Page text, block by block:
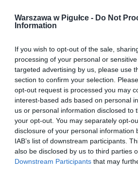
Warszawa w Pigułce - Do Not
Information
If you wish to opt-out of the sale,
processing of your personal or
targeted advertising by us, please use
section to confirm your selection.
opt-out request is processed you may
interest-based ads based on personal
us or personal information disclosed to
your opt-out. You may separately opt-
disclosure of your personal information
IAB’s list of downstream participants.
also be disclosed by us to third parties
Downstream Participants that may